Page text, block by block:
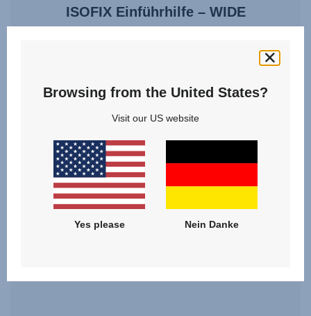
ISOFIX Einführhilfe – WIDE
15,00 €
ZUM PRODUKT
Browsing from the United States?
Visit our US website
Yes please Nein Danke